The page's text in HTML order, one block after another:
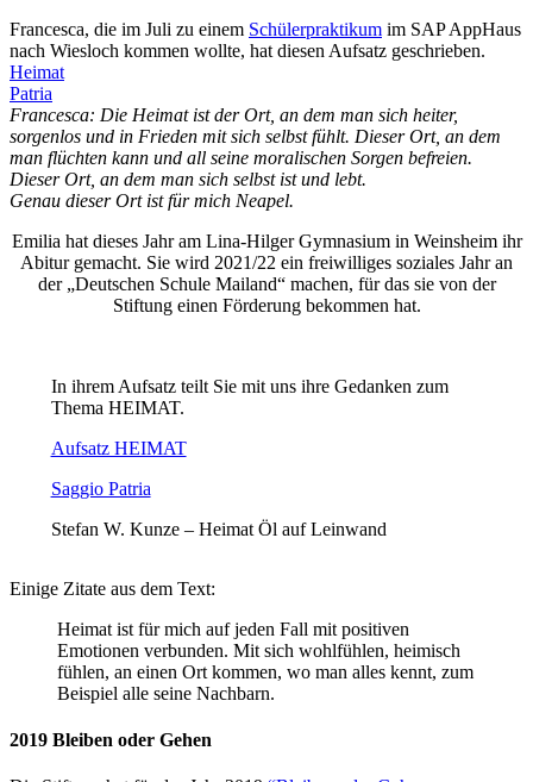
Francesca, die im Juli zu einem Schülerpraktikum im SAP AppHaus
nach Wiesloch kommen wollte, hat diesen Aufsatz geschrieben.
Heimat
Patria
Francesca: Die Heimat ist der Ort, an dem man sich heiter,
sorgenlos und in Frieden mit sich selbst fühlt. Dieser Ort, an dem
man flüchten kann und all seine moralischen Sorgen befreien.
Dieser Ort, an dem man sich selbst ist und lebt.
Genau dieser Ort ist für mich Neapel.
Emilia hat dieses Jahr am Lina-Hilger Gymnasium in Weinsheim ihr
Abitur gemacht. Sie wird 2021/22 ein freiwilliges soziales Jahr an
der „Deutschen Schule Mailand“ machen, für das sie von der
Stiftung einen Förderung bekommen hat.
In ihrem Aufsatz teilt Sie mit uns ihre Gedanken zum
Thema HEIMAT.
Aufsatz HEIMAT
Saggio Patria
Stefan W. Kunze – Heimat Öl auf Leinwand
Einige Zitate aus dem Text:
Heimat ist für mich auf jeden Fall mit positiven
Emotionen verbunden. Mit sich wohlfühlen, heimisch
fühlen, an einen Ort kommen, wo man alles kennt, zum
Beispiel alle seine Nachbarn.
2019 Bleiben oder Gehen